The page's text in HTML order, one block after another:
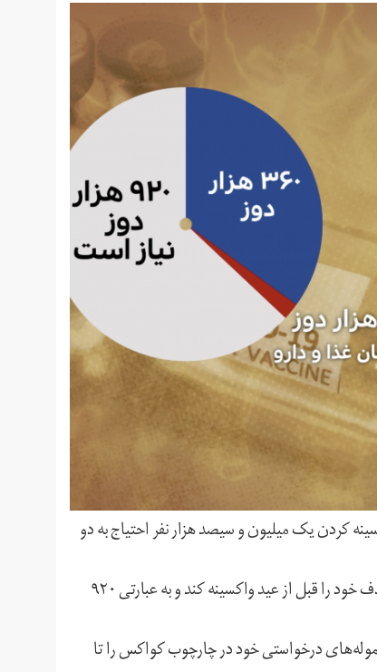
کردن یک میلیون و سیصد هزار نفر احتیاج به دو
بنابراین ایران با داشته‌های فعلی‌اش صرفا می‌تواند ۱۴ درصد از جامعه هدف خود را قبل از عید واکسینه کند و به عبارتی ۹۲۰
درخواستی خود در چارچوب کواکس را تا